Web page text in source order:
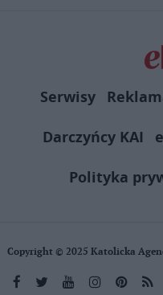
Serwisy
Darczyńcy KAI
Polityka
Copyright © 2025 Katolicka